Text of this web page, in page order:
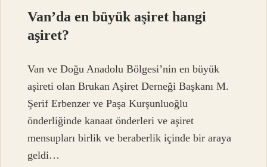
Van’da en büyük aşiret hangi
aşiret?
Van ve Doğu Anadolu Bölgesi’nin en büyük
aşireti olan Brukan Aşiret Derneği Başkanı M.
Şerif Erbenzer ve Paşa Kurşunluoğlu
önderliğinde kanaat önderleri ve aşiret
mensupları birlik ve beraberlik içinde bir araya
geldi…